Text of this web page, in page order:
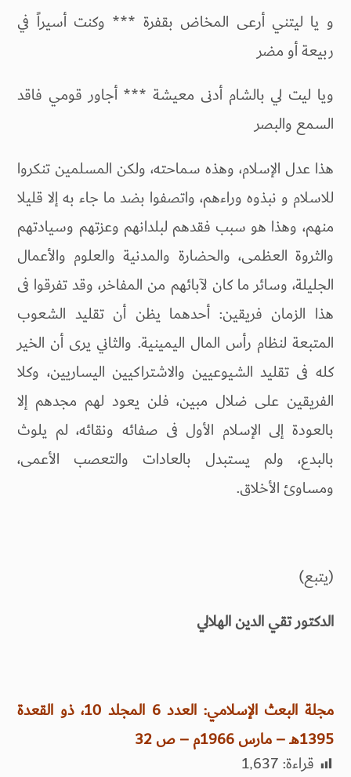
و يا ليتني أرعى المخاض بقفرة *** وكنت أسيراً في
ربيعة أو مضر
ويا ليت لي بالشام أدنى معيشة *** أجاور قومي فاقد
السمع والبصر
هذا عدل الإسلام، وهذه سماحته، ولكن المسلمين تنكروا
للاسلام و نبذوه وراءهم، واتصفوا بضد ما جاء به إلا قليلا
منهم، وهذا هو سبب فقدهم لبلدانهم وعزتهم وسيادتهم
والثروة العظمى، والحضارة والمدنية والعلوم والأعمال
الجليلة، وسائر ما كان لآبائهم من المفاخر، وقد تفرقوا فى
هذا الزمان فريقين: أحدهما يظن أن تقليد الشعوب
المتبعة لنظام رأس المال اليمينية. والثاني يرى أن الخير
كله فى تقليد الشيوعيين والاشتراكيين اليساريين، وكلا
الفريقين على ضلال مبين، فلن يعود لهم مجدهم إلا
بالعودة إلى الإسلام الأول فى صفائه ونقائه، لم يلوث
بالبدع، ولم يستبدل بالعادات والتعصب الأعمى،
ومساوئ الأخلاق.
(يتبع)
الدكتور تقي الدين الهلالي
مجلة البعث الإسلامي: العدد 6 المجلد 10، ذو القعدة
1395هـ – مارس 1966م – ص 32
قراءة:1٬637